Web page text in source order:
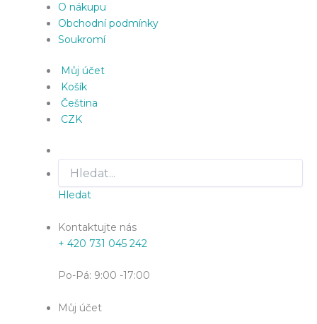
O nákupu
Obchodní podmínky
Soukromí
Můj účet
Košík
Čeština
CZK
Hledat
Kontaktujte nás
+ 420 731 045 242
Po-Pá: 9:00 -17:00
Můj účet